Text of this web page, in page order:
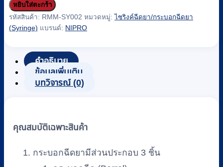
ไซ
ริงค์
(Syringe)
แบบ
ไม่มี
เข็ม
(100
กล่อง)
หยิบใส่ตะกร้า
รหัสสินค้า: RMM-SY002 หมวดหมู่:ไซริงค์ฉีดยา/กระบอกฉีดยา
(Syringe) แบรนด์: NIPRO
คำอธิบาย
ข้อมูลเพิ่มเติม
บทวิจารณ์ (0)
คุณสมบัติเฉพาะสินค้า
กระบอกฉีดยามีส่วนประกอบ 3 ชิ้น